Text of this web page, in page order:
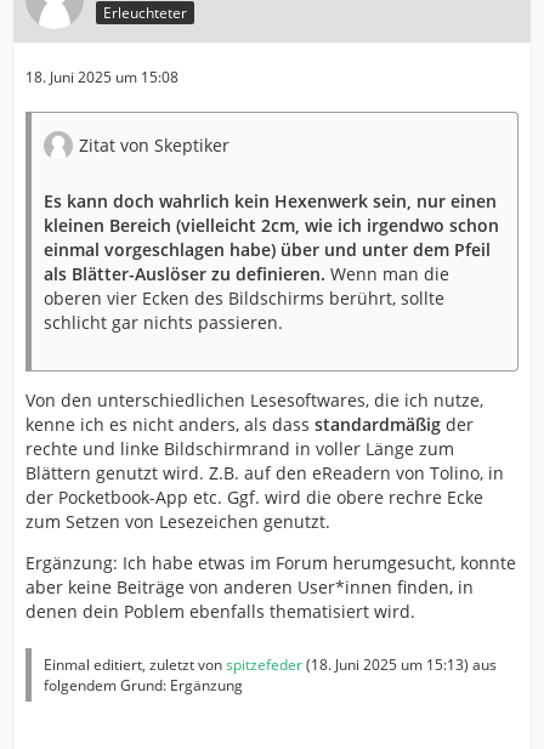
Erleuchteter
18. Juni 2025 um 15:08
Zitat von Skeptiker
Es kann doch wahrlich kein Hexenwerk sein, nur einen
kleinen Bereich (vielleicht 2cm, wie ich irgendwo schon
einmal vorgeschlagen habe) über und unter dem Pfeil
als Blätter-Auslöser zu definieren. Wenn man die
oberen vier Ecken des Bildschirms berührt, sollte
schlicht gar nichts passieren.
Von den unterschiedlichen Lesesoftwares, die ich nutze,
kenne ich es nicht anders, als dass standardmäßig der
rechte und linke Bildschirmrand in voller Länge zum
Blättern genutzt wird. Z.B. auf den eReadern von Tolino, in
der Pocketbook-App etc. Ggf. wird die obere rechre Ecke
zum Setzen von Lesezeichen genutzt.
Ergänzung: Ich habe etwas im Forum herumgesucht, konnte
aber keine Beiträge von anderen User*innen finden, in
denen dein Poblem ebenfalls thematisiert wird.
Einmal editiert, zuletzt vonspitzefeder(18. Juni 2025 um 15:13) aus
folgendem Grund: Ergänzung